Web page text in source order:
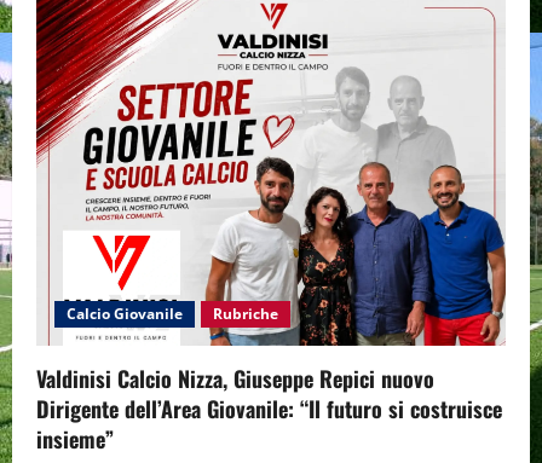
Calcio Giovanile Rubriche
Valdinisi Calcio Nizza, Giuseppe Repici nuovo
Dirigente dell’Area Giovanile: “Il futuro si costruisce
insieme”